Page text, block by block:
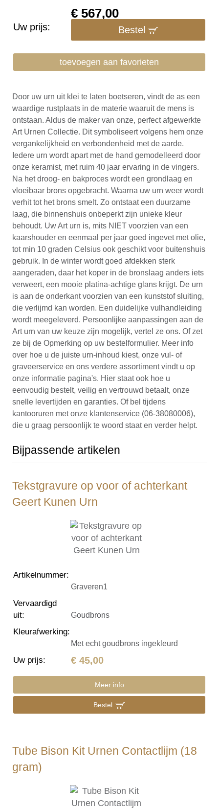
Uw prijs:
€ 567,00
Bestel
toevoegen aan favorieten
Door uw urn uit klei te laten boetseren, vindt de as een
waardige rustplaats in de materie waaruit de mens is
ontstaan. Aldus de maker van onze, perfect afgewerkte
Art Urnen Collectie. Dit symboliseert volgens hem onze
vergankelijkheid en verbondenheid met de aarde.
Iedere urn wordt apart met de hand gemodelleerd door
onze keramist, met ruim 40 jaar ervaring in de vingers.
Na het droog- en bakproces wordt een grondlaag en
vloeibaar brons opgebracht. Waarna uw urn weer wordt
verhit tot het brons smelt. Zo ontstaat een duurzame
laag, die binnenshuis onbeperkt zijn unieke kleur
behoudt. Uw Art urn is, mits NIET voorzien van een
kaarshouder en eenmaal per jaar goed ingevet met olie,
tot min 10 graden Celsius ook geschikt voor buitenshuis
gebruik. In de winter wordt goed afdekken sterk
aangeraden, daar het koper in de bronslaag anders iets
verweert, een mooie platina-achtige glans krijgt. De urn
is aan de onderkant voorzien van een kunststof sluiting,
die verlijmd kan worden. Een duidelijke vulhandleiding
wordt meegeleverd. Persoonlijke aanpassingen aan de
Art urn van uw keuze zijn mogelijk, vertel ze ons. Of zet
ze bij de Opmerking op uw bestelformulier. Meer info
over hoe u de juiste urn-inhoud kiest, onze vul- of
graveerservice en ons verdere assortiment vindt u op
onze informatie pagina's. Hier staat ook hoe u
eenvoudig bestelt, veilig en vertrouwd betaalt, onze
snelle levertijden en garanties. Of bel tijdens
kantooruren met onze klantenservice (06-38080006),
die u graag persoonlijk te woord staat en verder helpt.
Bijpassende artikelen
Tekstgravure op voor of achterkant
Geert Kunen Urn
Artikelnummer:
Graveren1
Vervaardigd
uit: Goudbrons
Kleurafwerking:
Met echt goudbrons ingekleurd
Uw prijs: € 45,00
Meer info
Bestel
Tube Bison Kit Urnen Contactlijm (18
gram)